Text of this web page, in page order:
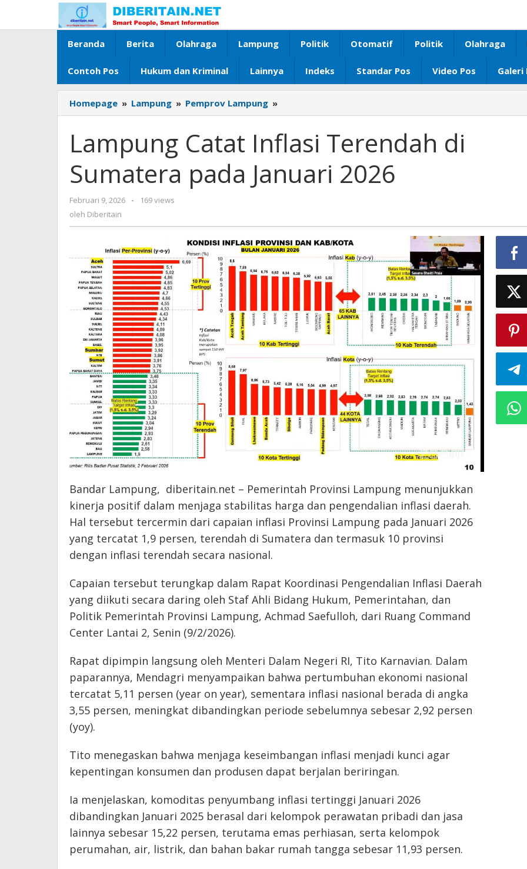
konten
Beranda Berita Olahraga Lampung Politik Otomatif Politik Olahraga
Contoh Pos Hukum dan Kriminal Lainnya Indeks Standar Pos Video Pos Galeri
Homepage » Lampung » Pemprov Lampung »
Catat
Terendah
di
Sumatera
pada
Lampung Catat Inflasi Terendah di
Sumatera pada Januari 2026
Februari 9, 2026
oleh
-
169 views
oleh Diberitain
Bandar Lampung, diberitain.net – Pemerintah Provinsi Lampung menunjukkan
kinerja positif dalam menjaga stabilitas harga dan pengendalian inflasi daerah.
Hal tersebut tercermin dari capaian inflasi Provinsi Lampung pada Januari 2026
yang tercatat 1,9 persen, terendah di Sumatera dan termasuk 10 provinsi
dengan inflasi terendah secara nasional.
Capaian tersebut terungkap dalam Rapat Koordinasi Pengendalian Inflasi Daerah
yang diikuti secara daring oleh Staf Ahli Bidang Hukum, Pemerintahan, dan
Politik Pemerintah Provinsi Lampung, Achmad Saefulloh, dari Ruang Command
Center Lantai 2, Senin (9/2/2026).
Rapat dipimpin langsung oleh Menteri Dalam Negeri RI, Tito Karnavian. Dalam
paparannya, Mendagri menyampaikan bahwa pertumbuhan ekonomi nasional
tercatat 5,11 persen (year on year), sementara inflasi nasional berada di angka
3,55 persen, meningkat dibandingkan periode sebelumnya sebesar 2,92 persen
(yoy).
Tito menegaskan bahwa menjaga keseimbangan inflasi menjadi kunci agar
kepentingan konsumen dan produsen dapat berjalan beriringan.
Ia menjelaskan, komoditas penyumbang inflasi tertinggi Januari 2026
dibandingkan Januari 2025 berasal dari kelompok perawatan pribadi dan jasa
lainnya sebesar 15,22 persen, terutama emas perhiasan, serta kelompok
perumahan, air, listrik, dan bahan bakar rumah tangga sebesar 11,93 persen.